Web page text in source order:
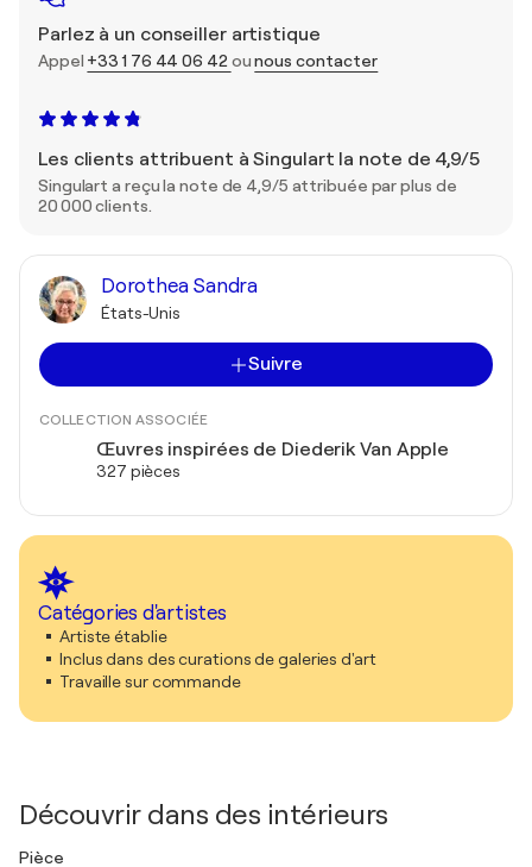
Parlez à un conseiller artistique
Appel +33 1 76 44 06 42 ounous contacter
Les clients attribuent à Singulart la note de 4,9/5
Singulart a reçu la note de 4,9/5 attribuée par plus de
20 000 clients.
Dorothea Sandra
États-Unis
Suivre
COLLECTION ASSOCIÉE
Œuvres inspirées de Diederik Van Apple
327 pièces
Catégories d'artistes
Artiste établie
Inclus dans des curations de galeries d'art
Travaille sur commande
Découvrir dans des intérieurs
Pièce